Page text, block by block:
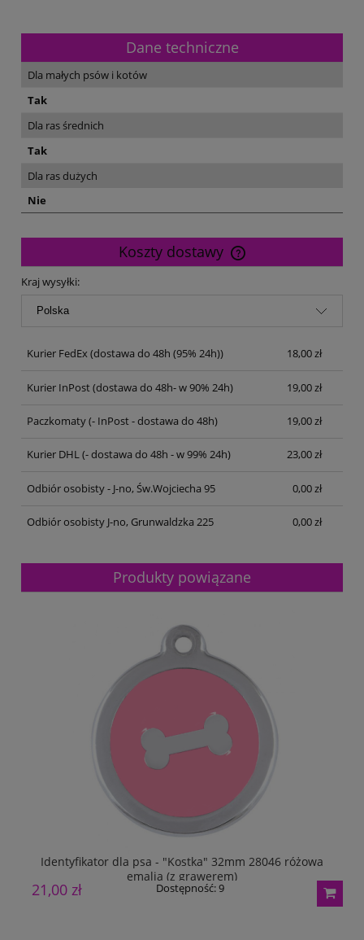
Dane techniczne
Dla małych psów i kotów
Tak
Dla ras średnich
Tak
Dla ras dużych
Nie
Koszty dostawy
Cena nie zawiera ewentualnych kosztów płatności
Kraj wysyłki:
Kurier FedEx(dostawa do 48h (95% 24h)) 18,00 zł
Kurier InPost(dostawa do 48h- w 90% 24h) 19,00 zł
Paczkomaty(- InPost - dostawa do 48h) 19,00 zł
Kurier DHL(- dostawa do 48h - w 99% 24h) 23,00 zł
Odbiór osobisty - J-no, Św.Wojciecha 95 0,00 zł
Odbiór osobisty J-no, Grunwaldzka 225 0,00 zł
Produkty powiązane
Identyfikator dla psa - "Kostka" 32mm 28046 różowa
emalia (z grawerem)
21,00 zł Dostępność:9